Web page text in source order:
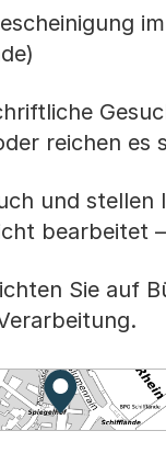
reichen
und stellen
bearbeitet
Sie auf
Zur Karte
Externer